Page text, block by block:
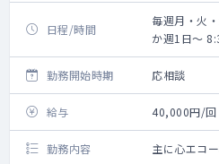
日程/時間
毎週月・火
か週1日～
勤務開始時期 応相談
給与 40,000円/回
勤務内容 主に心エコ